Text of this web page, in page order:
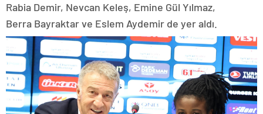
Rabia Demir, Nevcan Keleş, Emine Gül Yılmaz,
Berra Bayraktar ve Eslem Aydemir de yer aldı.